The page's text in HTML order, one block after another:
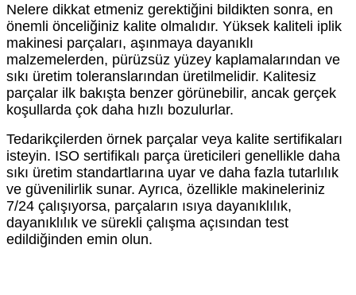
Nelere dikkat etmeniz gerektiğini bildikten sonra, en
önemli önceliğiniz kalite olmalıdır. Yüksek kaliteli iplik
makinesi parçaları, aşınmaya dayanıklı
malzemelerden, pürüzsüz yüzey kaplamalarından ve
sıkı üretim toleranslarından üretilmelidir. Kalitesiz
parçalar ilk bakışta benzer görünebilir, ancak gerçek
koşullarda çok daha hızlı bozulurlar.
Tedarikçilerden örnek parçalar veya kalite sertifikaları
isteyin. ISO sertifikalı parça üreticileri genellikle daha
sıkı üretim standartlarına uyar ve daha fazla tutarlılık
ve güvenilirlik sunar. Ayrıca, özellikle makineleriniz
7/24 çalışıyorsa, parçaların ısıya dayanıklılık,
dayanıklılık ve sürekli çalışma açısından test
edildiğinden emin olun.